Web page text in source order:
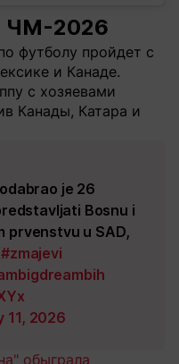
ЧМ-2026
футболу пройдет с
и Канаде.
с хозяевами
Канады, Катара и
je 26
Bosnu i
prvenstvu u SAD,
#zmajevi
11, 2026
обыграла